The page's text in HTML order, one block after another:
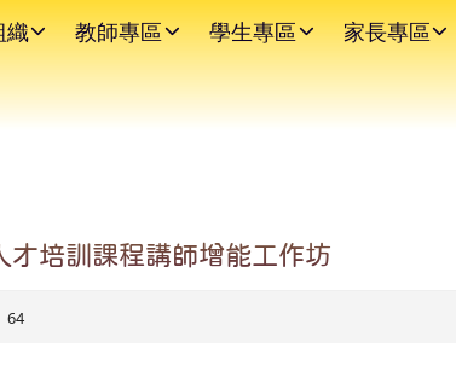
織 教師專區 學生專區 家長專區
培訓課程講師增能工作坊
64